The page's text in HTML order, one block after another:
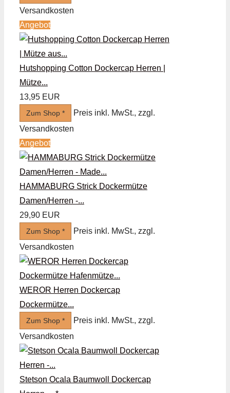
Versandkosten
Angebot
Hutshopping Cotton Dockercap Herren |
Mütze...
13,95 EUR
Zum Shop *
Preis inkl. MwSt., zzgl.
Versandkosten
Angebot
HAMMABURG Strick Dockermütze
Damen/Herren -...
29,90 EUR
Zum Shop *
Preis inkl. MwSt., zzgl.
Versandkosten
WEROR Herren Dockercap
Dockermütze...
Zum Shop *
Preis inkl. MwSt., zzgl.
Versandkosten
Stetson Ocala Baumwoll Dockercap